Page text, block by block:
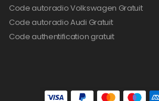
Code autoradio Volkswagen Gratuit
Code autoradio Audi Gratuit
Code authentification gratuit